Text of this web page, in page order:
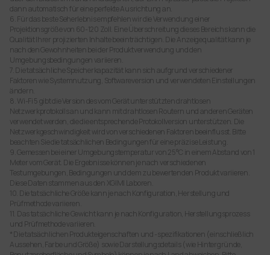
dann automatisch für eine perfekte Ausrichtung an.
6. Für das beste Seherlebnis empfehlen wir die Verwendung einer
Projektionsgröße von 60-120 Zoll. Eine Überschreitung dieses Bereichs kann die
Qualität Ihrer projizierten Inhalte beeinträchtigen. Die Anzeigequalität kann je
nach den Gewohnheiten bei der Produktverwendung und den
Umgebungsbedingungen variieren.
7. Die tatsächliche Speicherkapazität kann sich aufgrund verschiedener
Faktoren wie Systemnutzung, Softwareversion und verwendeten Einstellungen
ändern.
8. Wi-Fi 5 gibt die Version des vom Gerät unterstützten drahtlosen
Netzwerkprotokolls an und kann mit drahtlosen Routern und anderen Geräten
verwendet werden, die die entsprechende Protokollversion unterstützen. Die
Netzwerkgeschwindigkeit wird von verschiedenen Faktoren beeinflusst. Bitte
beachten Sie die tatsächlichen Bedingungen für eine präzise Leistung.
9. Gemessen bei einer Umgebungstemperatur von 25°C in einem Abstand von 1
Meter vom Gerät. Die Ergebnisse können je nach verschiedenen
Testumgebungen, Bedingungen und dem zu bewertenden Produkt variieren.
Diese Daten stammen aus den XGIMI Laboren.
10. Die tatsächliche Größe kann je nach Konfiguration, Herstellung und
Prüfmethode variieren.
11. Das tatsächliche Gewicht kann je nach Konfiguration, Herstellungsprozess
und Prüfmethode variieren.
* Die tatsächlichen Produkteigenschaften und -spezifikationen (einschließlich
Aussehen, Farbe und Größe) sowie Darstellungsdetails (wie Hintergründe,